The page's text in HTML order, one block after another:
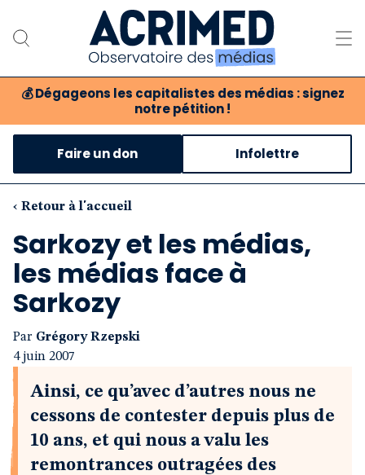
💰 Dégageons les capitalistes des médias : signez
notre pétition !
Notre association
Notre critique des médias
Nos propositions
Notre revue
Boutique
Faire un don Infolettre
‹ Retour à l'accueil
Sarkozy et les médias,
les médias face à
Sarkozy
Par Grégory Rzepski
4 juin 2007
Ainsi, ce qu’avec d’autres nous ne
cessons de contester depuis plus de
10 ans, et qui nous a valu les
remontrances outragées des